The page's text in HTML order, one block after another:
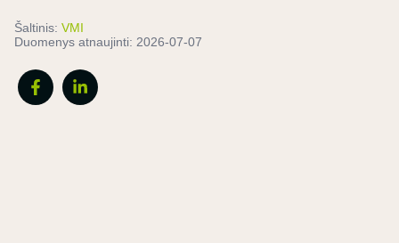
Šaltinis: VMI
Duomenys atnaujinti: 2026-07-07